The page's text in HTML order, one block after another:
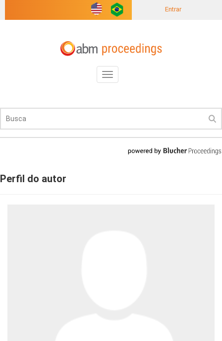
Entrar
Toggle
navigation
Perfil do autor